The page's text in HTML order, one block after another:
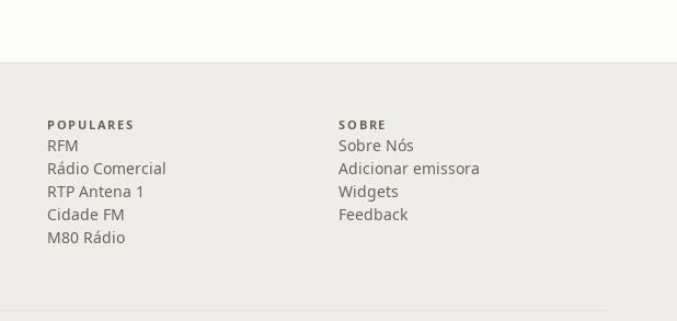
POPULARES
RFM
Rádio Comercial
RTP Antena 1
Cidade FM
M80 Rádio
SOBRE
Sobre Nós
Adicionar emissora
Widgets
Feedback